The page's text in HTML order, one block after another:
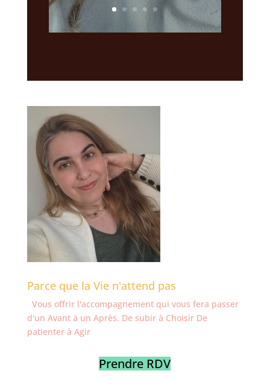
Parce que la Vie n'attend pas
Vous offrir l'accompagnement qui vous fera passer
d'un Avant à un Après. De subir à Choisir De
patienter à Agir
Prendre RDV